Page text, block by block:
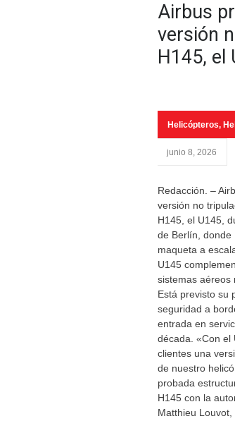
Airbus
versión
H145, el
Helicópteros,
junio 8, 2026
Redacción. –
versión no
H145, el U145,
de Berlín, donde
maqueta a
U145
sistemas aéreos
Está previsto su
seguridad a
entrada en
década. «Con el
clientes una
de nuestro
probada
H145 con la
Matthieu Louvot,